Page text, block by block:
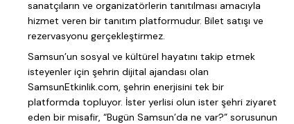
sanatçıların ve organizatörlerin tanıtılması amacıyla
hizmet veren bir tanıtım platformudur. Bilet satışı ve
rezervasyonu gerçekleştirmez.
Samsun’un sosyal ve kültürel hayatını takip etmek
isteyenler için şehrin dijital ajandası olan
SamsunEtkinlik.com, şehrin enerjisini tek bir
platformda topluyor. İster yerlisi olun ister şehri ziyaret
eden bir misafir, “Bugün Samsun’da ne var?” sorusunun